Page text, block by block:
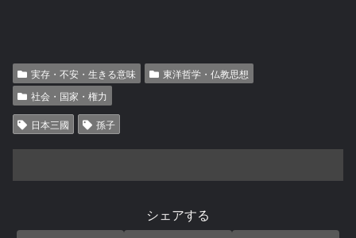
実存・不安・生きる意味
東洋哲学・仏教思想
社会・国家・権力
日本三國 孫子
シェアする